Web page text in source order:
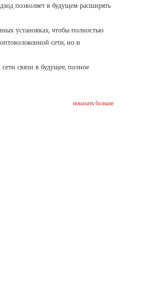
позволяет в будущем расширять
установках, чтобы полностью
сети, но и
связи в будущее, полное
показать больше